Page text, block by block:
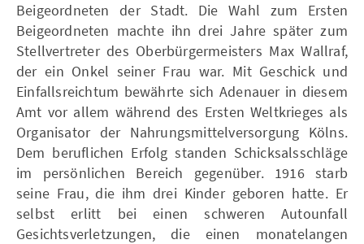
Beigeordneten der Stadt. Die Wahl zum Ersten
Beigeordneten machte ihn drei Jahre später zum
Stellvertreter des Oberbürgermeisters Max Wallraf,
der ein Onkel seiner Frau war. Mit Geschick und
Einfallsreichtum bewährte sich Adenauer in diesem
Amt vor allem während des Ersten Weltkrieges als
Organisator der Nahrungsmittelversorgung Kölns.
Dem beruflichen Erfolg standen Schicksalsschläge
im persönlichen Bereich gegenüber. 1916 starb
seine Frau, die ihm drei Kinder geboren hatte. Er
selbst erlitt bei einen schweren Autounfall
Gesichtsverletzungen, die einen monatelangen